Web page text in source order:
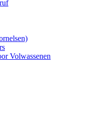
Volwassenen